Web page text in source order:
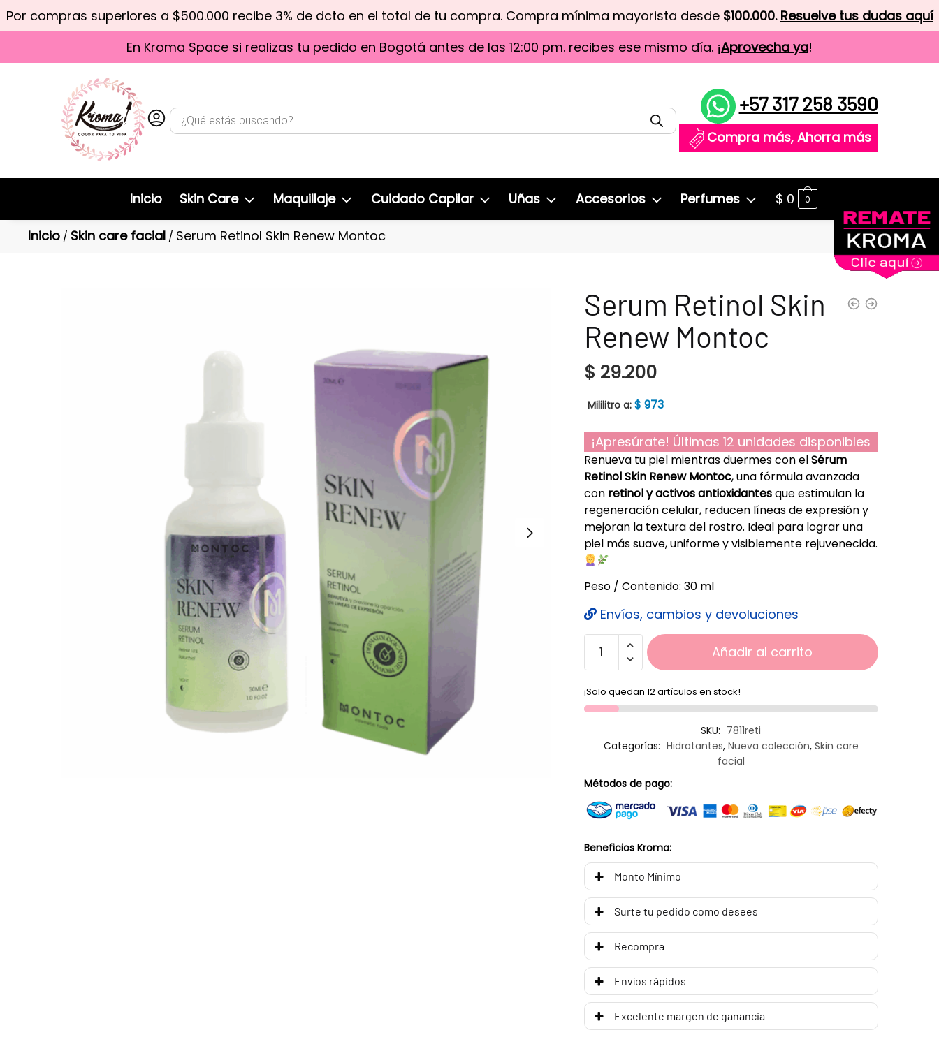
Por compras superiores a $500.000 recibe 3% de dcto en el total de tu compra. Compra mínima mayorista desde $100.000. Resuelve tus dudas aquí
En Kroma Space si realizas tu pedido en Bogotá antes de las 12:00 pm. recibes ese mismo día. ¡Aprovecha ya!
+57 317 258 3590
Compra más, Ahorra más
Inicio Skin Care Maquillaje Cuidado Capilar Uñas Accesorios Perfumes $ 0 0
Inicio / Skin care facial / Serum Retinol Skin Renew Montoc
Serum Retinol Skin
Renew Montoc
$ 29.200
Mililitro a: $ 973
¡Apresúrate! Últimas 12 unidades disponibles
Renueva tu piel mientras duermes con elSérum
Retinol Skin Renew Montoc, una fórmula avanzada
con retinol y activos antioxidantesque estimulan la
regeneración celular, reducen líneas de expresión y
mejoran la textura del rostro. Ideal para lograr una
piel más suave, uniforme y visiblemente rejuvenecida.
Peso / Contenido: 30 ml
Envíos, cambios y devoluciones
Añadir al carrito
¡Solo quedan 12 artículos en stock!
SKU: 7811reti
Categorías: Hidratantes, Nueva colección, Skin care
facial
Métodos de pago:
Beneficios Kroma:
Monto Mínimo
Surte tu pedido como desees
Recompra
Envíos rápidos
Excelente margen de ganancia